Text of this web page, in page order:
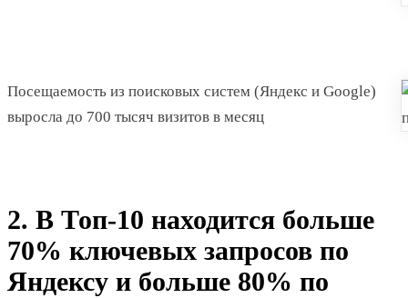
Посещаемость из поисковых систем (Яндекс и Google)
выросла до 700 тысяч визитов в месяц
2. В Топ-10 находится больше
70% ключевых запросов по
Яндексу и больше 80% по